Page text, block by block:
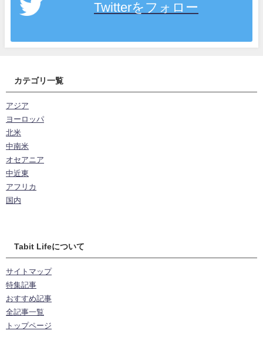
Twitterをフォロー
カテゴリ一覧
アジア
ヨーロッパ
北米
中南米
オセアニア
中近東
アフリカ
国内
Tabit Lifeについて
サイトマップ
特集記事
おすすめ記事
全記事一覧
トップページ